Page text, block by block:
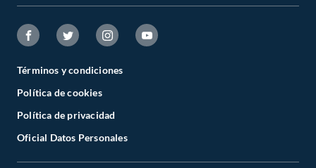
Términos y condiciones
Política de cookies
Política de privacidad
Oficial Datos Personales